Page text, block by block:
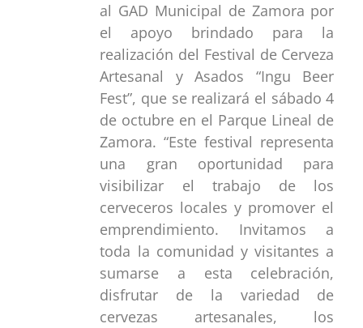
al GAD Municipal de Zamora por
el apoyo brindado para la
realización del Festival de Cerveza
Artesanal y Asados “Ingu Beer
Fest”, que se realizará el sábado 4
de octubre en el Parque Lineal de
Zamora. “Este festival representa
una gran oportunidad para
visibilizar el trabajo de los
cerveceros locales y promover el
emprendimiento. Invitamos a
toda la comunidad y visitantes a
sumarse a esta celebración,
disfrutar de la variedad de
cervezas artesanales, los